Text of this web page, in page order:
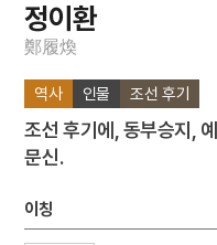
7
3·1운동
8
가실왕
1 금성대군
정이환
鄭履煥
역사 인물 조선 후기
조선 후기에, 동부승지,
문신.
이칭